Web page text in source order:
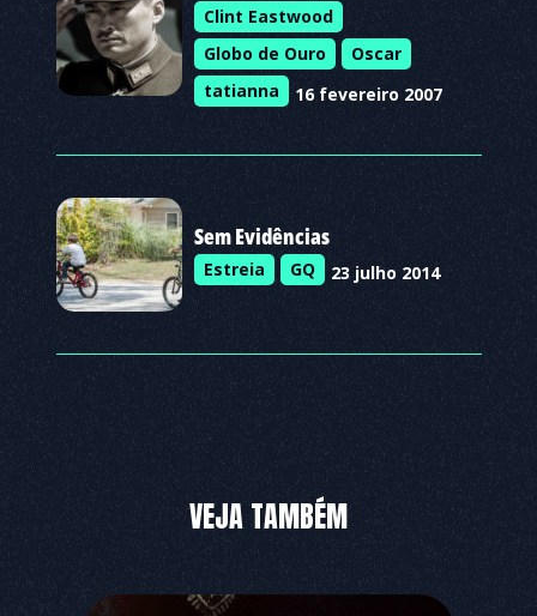
Clint Eastwood
Globo de Ouro
Oscar
tatianna
16 fevereiro 2007
Sem Evidências
Estreia GQ 23 julho 2014
VEJA TAMBÉM